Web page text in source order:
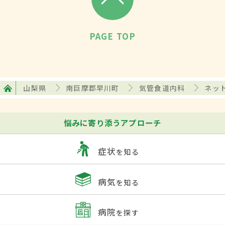
PAGE TOP
山梨県 南巨摩郡早川町 気管食道内科 ネッ
悩みに寄り添うアプローチ
症状を知る
病気を知る
病院を探す